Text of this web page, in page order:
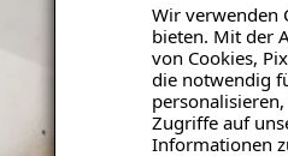
Wir verwenden
bieten. Mit der
von Cookies,
die notwendig
Zugriffe auf
Informationen